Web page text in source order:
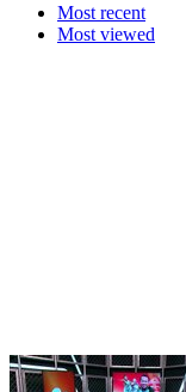
Most recent
Most viewed